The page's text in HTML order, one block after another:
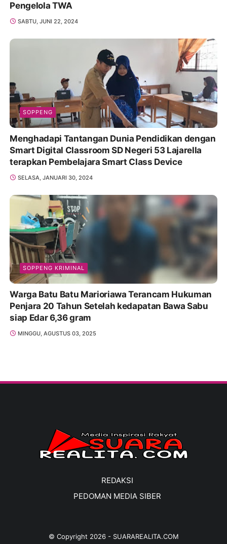
Pengelola TWA
SABTU, JUNI 22, 2024
SOPPENG
Menghadapi Tantangan Dunia Pendidikan dengan
Smart Digital Classroom SD Negeri 53 Lajarella
terapkan Pembelajara Smart Class Device
SELASA, JANUARI 30, 2024
SOPPENG KRIMINAL
Warga Batu Batu Marioriawa Terancam Hukuman
Penjara 20 Tahun Setelah kedapatan Bawa Sabu
siap Edar 6,36 gram
MINGGU, AGUSTUS 03, 2025
REDAKSI
PEDOMAN MEDIA SIBER
© Copyright 2026- SUARAREALITA.COM